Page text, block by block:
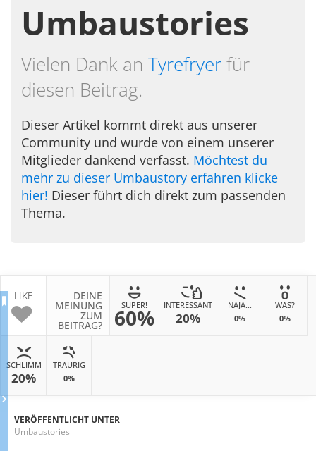
Umbaustories
Vielen Dank an Tyrefryerfür
diesen Beitrag.
Dieser Artikel kommt direkt aus unserer
Community und wurde von einem unserer
Mitglieder dankend verfasst. Möchtest du
mehr zu dieser Umbaustory erfahren klicke
hier! Dieser führt dich direkt zum passenden
Thema.
LIKE DEINE
MEINUNG
ZUM
BEITRAG?
SUPER!
60% INTERESSANT
20%
NAJA...
0%
WAS?
0%
SCHLIMM
20%
TRAURIG
0%
VERÖFFENTLICHT UNTER
Umbaustories